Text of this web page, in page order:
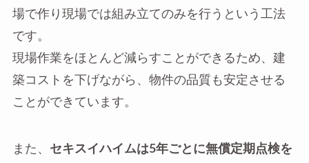
場で作り現場では組み立てのみを行うという工法
です。
現場作業をほとんど減らすことができるため、建
築コストを下げながら、物件の品質も安定させる
ことができています。
また、 セキスイハイムは5年ごとに無償定期点検を